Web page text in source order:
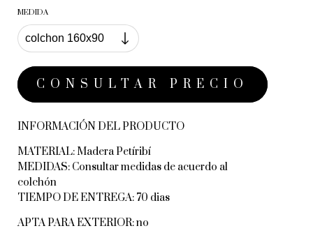
MEDIDA
INFORMACIÓN DEL PRODUCTO
MATERIAL: Madera Petíribí
MEDIDAS: Consultar medidas de acuerdo al
colchón
TIEMPO DE ENTREGA: 70 dias
APTA PARA EXTERIOR: no